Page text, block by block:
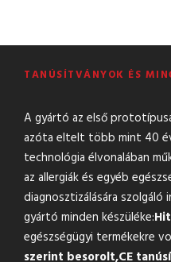
TANÚSÍTVÁNYOK ÉS
A gyártó az első
azóta eltelt több mint 40
technológia élvonalában
az allergiák és egyéb
diagnosztizálására
gyártó minden készüléke:
egészségügyi termékekre
szerint besorolt,CE